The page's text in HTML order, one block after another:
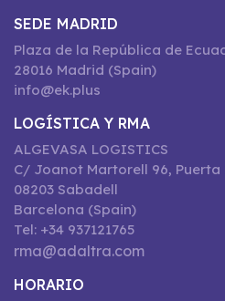
SEDE MADRID
Plaza de la República de
28016 Madrid (Spain)
info@ek.plus
LOGÍSTICA Y RMA
ALGEVASA LOGISTICS
C/ Joanot Martorell 96, Puerta
08203 Sabadell
Barcelona (Spain)
Tel: +34 937121765
rma@adaltra.com
HORARIO